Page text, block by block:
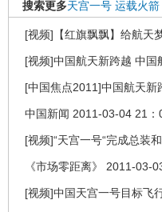
搜索更多天宫一号 运载火箭
[视频]【红旗飘飘】给航
[视频]中国航天新跨越 中
[中国焦点2011]中国航天
中国新闻 2011-03-04 21：
[视频]“天宫一号“完成总装
《市场零距离》 2011-03-
[视频]中国天宫一号目标飞